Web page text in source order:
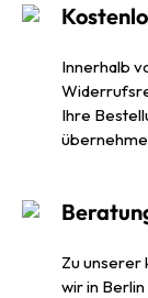
Innerhalb
Ihre
Zu unserer
wir in